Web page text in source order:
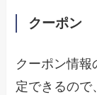
クーポン
クーポン情報
定できるので